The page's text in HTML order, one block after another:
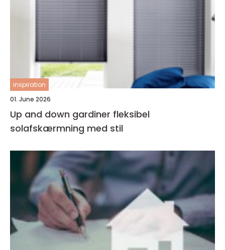
inspiration
01. June 2026
Up and down gardiner fleksibel
solafskærmning med stil